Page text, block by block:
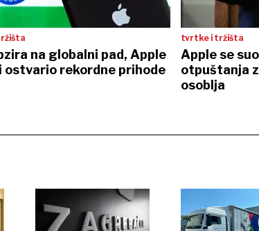
na globalni pad, Apple
ostvario rekordne prihode
tvrtke i tržišta
Apple se
otpuštanja
osoblja